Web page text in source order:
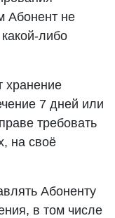
Абонент не
либо
хранение
7 дней или
требовать
на своё
Абоненту
в том числе